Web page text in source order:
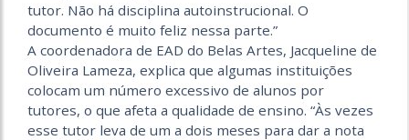
tutor. Não há disciplina autoinstrucional. O
documento é muito feliz nessa parte.”
A coordenadora de EAD do Belas Artes, Jacqueline de
Oliveira Lameza, explica que algumas instituições
colocam um número excessivo de alunos por
tutores, o que afeta a qualidade de ensino. “Às vezes
esse tutor leva de um a dois meses para dar a nota